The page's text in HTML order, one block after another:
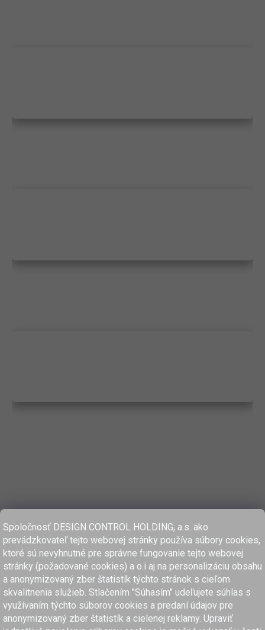
Spoločnosť DESIGN CONTROL HOLDING, a.s. ako
prevádzkovateľ tejto webovej stránky používa súbory cookies,
ktoré sú nevyhnutné pre správne fungovanie tejto webovej
stránky (požadované cookies) a o.i aj na personalizáciu obsahu
a anonymizovaný zber štatistík týchto stránok s cieľom
skvalitnenia služieb. Stlačením "Súhasím" udeľujete súhlas s
využívaním týchto súborov cookies a predaní údajov pre
anonymizovaný zber štatistík a cielenej reklamy. Upraviť